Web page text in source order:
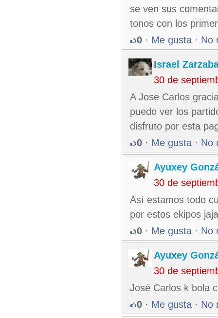
se ven sus
tonos con los
0 · Me gusta · No
Israel
30 de
A Jose Carlos
puedo ver los
disfruto por esta
0 · Me gusta · No
Ayuxey
30 de
Así estamos todo
por estos ekipos
0 · Me gusta · No
Ayuxey
30 de
José Carlos k bola
0 · Me gusta · No